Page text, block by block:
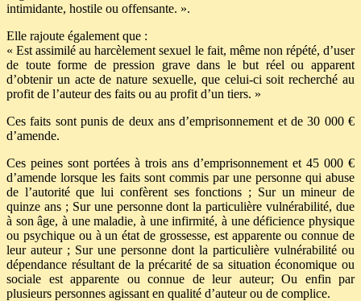
intimidante, hostile ou offensante. ».
Elle rajoute également que :
« Est assimilé au harcèlement sexuel le fait, même non répété, d’user
de toute forme de pression grave dans le but réel ou apparent
d’obtenir un acte de nature sexuelle, que celui-ci soit recherché au
profit de l’auteur des faits ou au profit d’un tiers. »
Ces faits sont punis de deux ans d’emprisonnement et de 30 000 €
d’amende.
Ces peines sont portées à trois ans d’emprisonnement et 45 000 €
d’amende lorsque les faits sont commis par une personne qui abuse
de l’autorité que lui confèrent ses fonctions ; Sur un mineur de
quinze ans ; Sur une personne dont la particulière vulnérabilité, due
à son âge, à une maladie, à une infirmité, à une déficience physique
ou psychique ou à un état de grossesse, est apparente ou connue de
leur auteur ; Sur une personne dont la particulière vulnérabilité ou
dépendance résultant de la précarité de sa situation économique ou
sociale est apparente ou connue de leur auteur; Ou enfin par
plusieurs personnes agissant en qualité d’auteur ou de complice.